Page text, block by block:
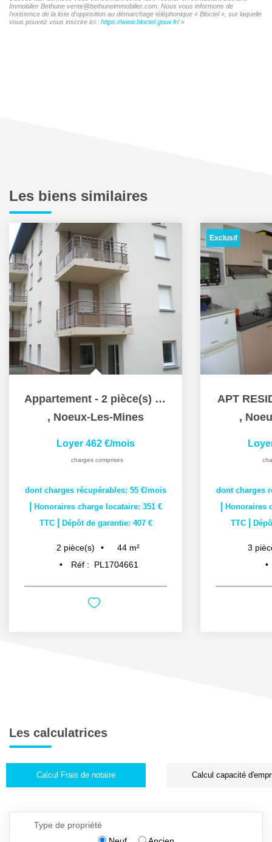
Immobilier Bethune vente@bethuneimmobilier.com. Nous vous informons de
l'existence de la liste d'opposition au démarchage téléphonique « Bloctel », sur laquelle
vous pouvez vous inscrire ici : https://www.bloctel.gouv.fr/»
Les biens similaires
Appartement - 2 pièce(s) - 43 m2
, Noeux-Les-Mines
Loyer 462 €/mois
charges comprises
dont charges récupérables: 55 €/mois
Honoraires charge locataire: 351 €
TTC
Dépôt de garantie: 407 €
2 pièce(s) 44 m²
Réf :
PL1704661
Exclusif
APT
,
dont charges
Honoraires
TTC
3
Les calculatrices
Calcul Frais de notaire Calcul capacité